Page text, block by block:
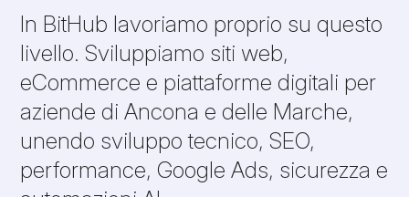
In BitHub lavoriamo proprio su questo
livello. Sviluppiamo siti web,
eCommerce e piattaforme digitali per
aziende di Ancona e delle Marche,
unendo sviluppo tecnico, SEO,
performance, Google Ads, sicurezza e